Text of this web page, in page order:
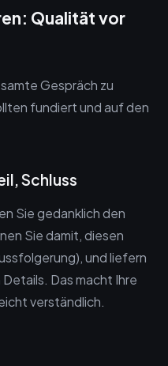
Qualität vor
Gespräch zu
fundiert und auf den
Schluss
Sie gedanklich den
Sie damit, diesen
und liefern
Das macht Ihre
verständlich.